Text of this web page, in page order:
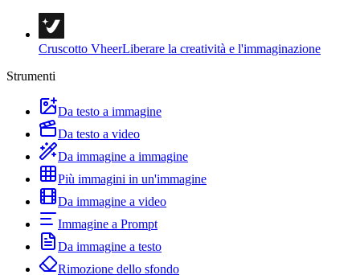
Cruscotto VheerLiberare la creatività e l'immaginazione
Strumenti
Da testo a immagine
Da testo a video
Da immagine a immagine
Più immagini in un'immagine
Da immagine a video
Immagine a Prompt
Da immagine a testo
Rimozione dello sfondo